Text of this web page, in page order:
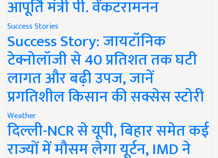
आपूर्ति मंत्री पी. वेंकटरामनन
Success Stories
Success Story: जायटॉनिक
टेक्नोलॉजी से 40 प्रतिशत तक घटी
लागत और बढ़ी उपज, जानें
प्रगतिशील किसान की सक्सेस स्टोरी
Weather
दिल्ली-NCR से यूपी, बिहार समेत कई
राज्यों में मौसम लेगा यूर्टन, IMD ने